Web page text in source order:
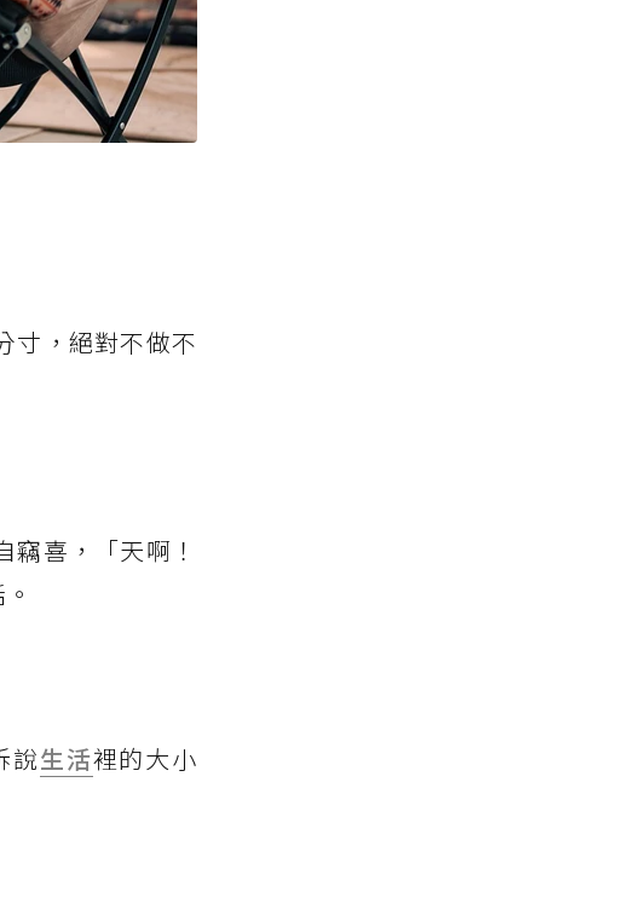
寸，絕對不做不
喜，「天啊！
說生活裡的大小